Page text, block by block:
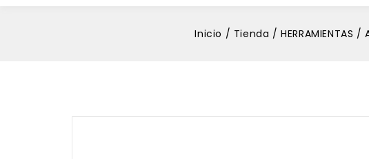
Inicio / Tienda / HERRAMIENTAS /